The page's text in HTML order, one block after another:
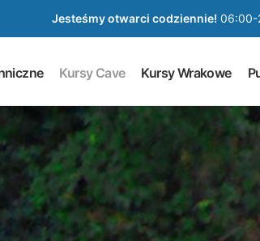
Jesteśmy otwarci codziennie! 06:00-
Kursy Cave Kursy Wrakowe